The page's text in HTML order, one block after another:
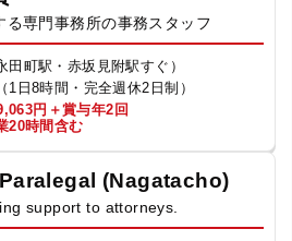
専門事務所の事務スタッフ
田町駅・赤坂見附駅すぐ）
1日8時間・完全週休2日制）
円＋賞与年2回
20時間含む
(Nagatacho)
support to attorneys.